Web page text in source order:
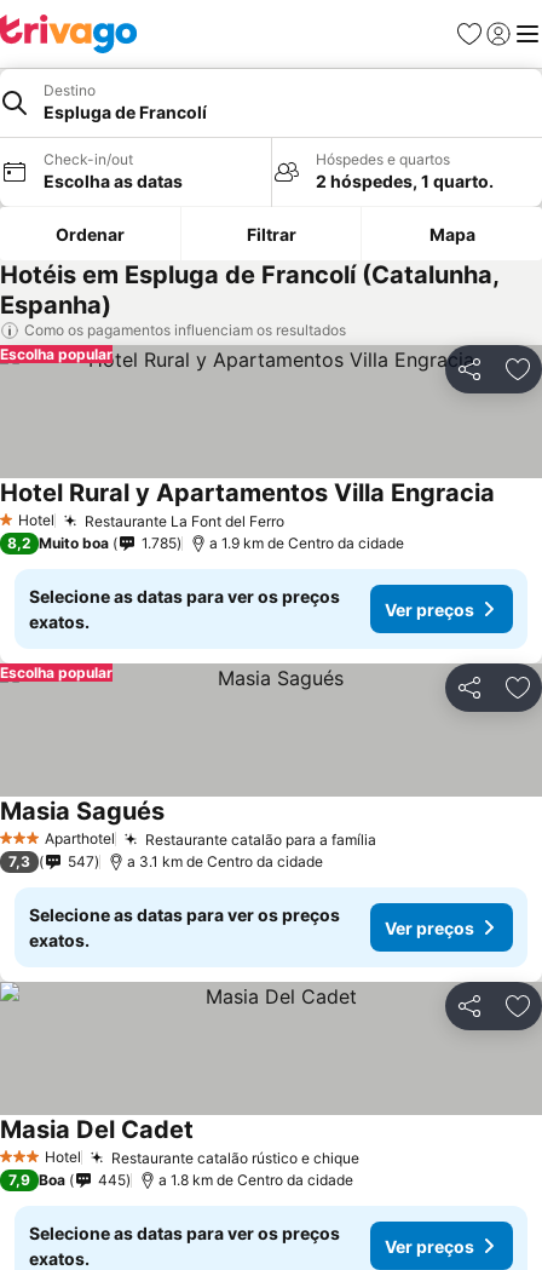
Favoritos
Iniciar
Destino
Espluga de Francolí
Check-in/out
Escolha as datas
Hóspedes e quartos
2 hóspedes, 1 quarto.
Ordenar Filtrar Mapa
Hotéis em Espluga de Francolí (Catalunha,
Espanha)
Como os pagamentos influenciam os resultados
Partilhar
Escolha popular
1 Estrelas
Hotel Restaurante La Font del Ferro
Hotel Rural y Apartamentos Villa Engracia
8,2 Muito boa 1.785 a 1.9 km de Centro da cidade
Selecione as datas para ver os preços
exatos.
Ver preços
Partilhar
Escolha popular
3 EstrelasAparthotel Restaurante catalão para a família
Masia Sagués
7,3 547 a 3.1 km de Centro da cidade
Selecione as datas para ver os preços
exatos.
Ver preços
Partilhar
3 EstrelasHotel Restaurante catalão rústico e chique
Masia Del Cadet
7,9 Boa 445 a 1.8 km de Centro da cidade
Selecione as datas para ver os preços
exatos.
Ver preços